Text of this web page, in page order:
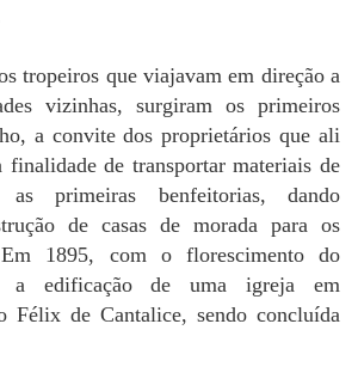
tropeiros que viajavam em direção a
vizinhas, surgiram os primeiros
a convite dos proprietários que ali
de transportar materiais de
as primeiras benfeitorias, dando
de casas de morada para os
Em 1895, com o florescimento do
a edificação de uma igreja em
Félix de Cantalice, sendo concluída